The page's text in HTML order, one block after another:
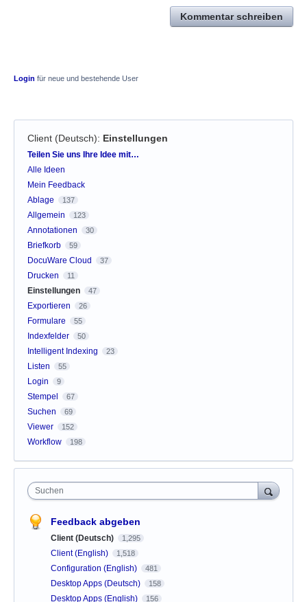
Kommentar schreiben
Login für neue und bestehende User
Client (Deutsch): Einstellungen
Kategorien
Teilen Sie uns Ihre Idee mit…
Alle Ideen
Mein Feedback
Ablage
137
Allgemein 123
Annotationen 30
Briefkorb 59
DocuWare Cloud 37
Drucken 11
Einstellungen 47
Exportieren 26
Formulare 55
Indexfelder 50
Intelligent Indexing 23
Listen 55
Login 9
Stempel 67
Suchen 69
Viewer 152
Workflow 198
Suchen
Feedback abgeben
Client (Deutsch) 1,295
Client (English) 1,518
Configuration (English) 481
Desktop Apps (Deutsch) 158
Desktop Apps (English) 156